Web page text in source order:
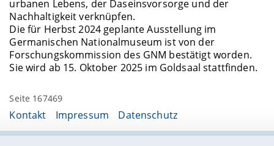
urbanen Lebens, der Daseinsvorsorge und der
Nachhaltigkeit verknüpfen.
Die für Herbst 2024 geplante Ausstellung im
Germanischen Nationalmuseum ist von der
Forschungskommission des GNM bestätigt worden.
Sie wird ab 15. Oktober 2025 im Goldsaal stattfinden.
Seite 167469
Kontakt Impressum Datenschutz